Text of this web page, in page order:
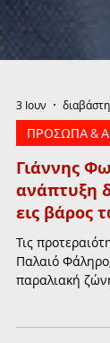
3 Ιουν
ΠΡΟΣΩΠΑ &
Γιάννης
ανάπτυξη
εις βάρος
Τις
Παλαιό
έργων και τις